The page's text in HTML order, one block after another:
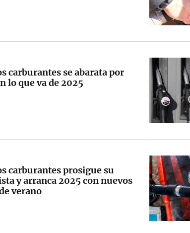
carburantes se abarata por
lo que va de 2025
carburantes prosigue su
y arranca 2025 con nuevos
verano